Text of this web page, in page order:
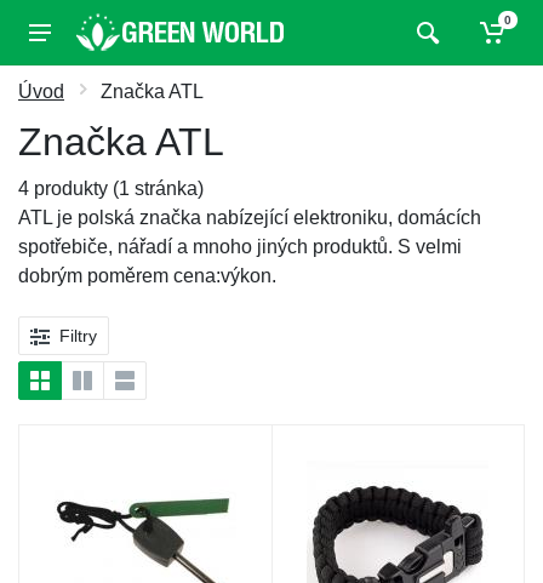
0
Úvod Značka ATL
Značka ATL
4 produkty (1 stránka)
ATL je polská značka nabízející elektroniku, domácích
spotřebiče, nářadí a mnoho jiných produktů. S velmi
dobrým poměrem cena:výkon.
Filtry